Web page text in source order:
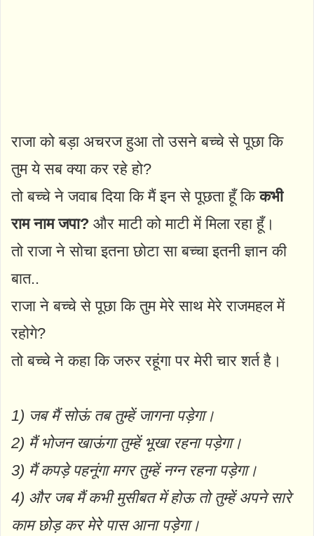
राजा को बड़ा अचरज हुआ तो उसने बच्चे से पूछा कि
तुम ये सब क्या कर रहे हो?
तो बच्चे ने जवाब दिया कि मैं इन से पूछता हूँ किकभी
राम नाम जपा? और माटी को माटी में मिला रहा हूँ।
तो राजा ने सोचा इतना छोटा सा बच्चा इतनी ज्ञान की
बात..
राजा ने बच्चे से पूछा कि तुम मेरे साथ मेरे राजमहल में
रहोगे?
तो बच्चे ने कहा कि जरुर रहूंगा पर मेरी चार शर्त है।
1) जब मैं सोऊं तब तुम्हें जागना पड़ेगा।
2) मैं भोजन खाऊंगा तुम्हें भूखा रहना पड़ेगा।
3) मैं कपड़े पहनूंगा मगर तुम्हें नग्न रहना पड़ेगा।
4) और जब मैं कभी मुसीबत में होऊ तो तुम्हें अपने सारे
काम छोड़ कर मेरे पास आना पड़ेगा।